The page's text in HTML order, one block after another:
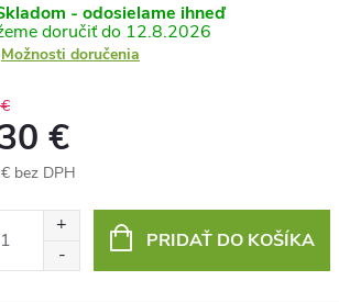
- odosielame ihneď
12.8.2026
Možnosti doručenia
€
bez DPH
PRIDAŤ DO KOŠÍKA